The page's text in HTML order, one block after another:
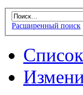
Расширенный поиск